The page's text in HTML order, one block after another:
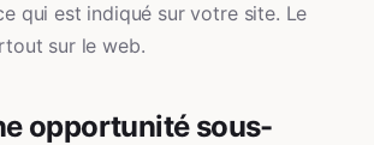
qui est indiqué sur votre site. Le
sur le web.
opportunité sous-